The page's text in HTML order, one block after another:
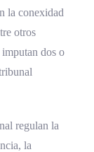
la conexidad
otros
imputan dos o
regulan la
la